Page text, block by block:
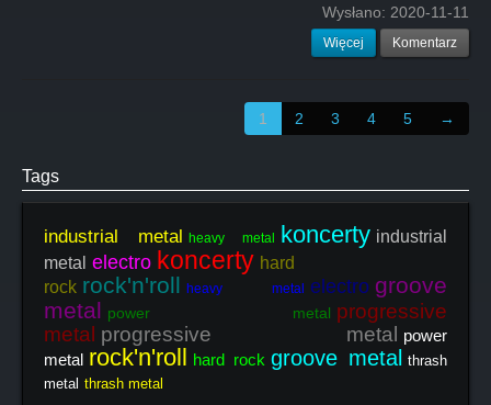
Wysłano: 2020-11-11
Więcej Komentarz
1 2 3 4 5 →
Tags
industrial metal heavy metal koncerty industrial
metal electro koncerty hard
rock rock'n'roll heavy metal electro groove
metal power metal progressive
metal progressive metal
power
metal rock'n'roll hard rock groove metal thrash
metal thrash metal